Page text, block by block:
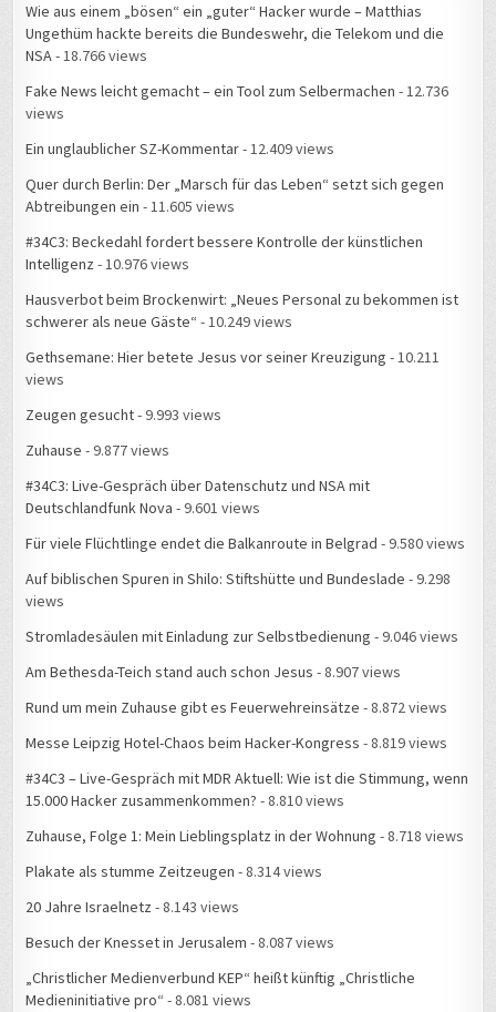
Wie aus einem „bösen“ ein „guter“ Hacker wurde – Matthias
Ungethüm hackte bereits die Bundeswehr, die Telekom und die
NSA- 18.766 views
Fake News leicht gemacht – ein Tool zum Selbermachen - 12.736
views
Ein unglaublicher SZ-Kommentar- 12.409 views
Quer durch Berlin: Der „Marsch für das Leben“ setzt sich gegen
Abtreibungen ein - 11.605 views
#34C3: Beckedahl fordert bessere Kontrolle der künstlichen
Intelligenz - 10.976 views
Hausverbot beim Brockenwirt: „Neues Personal zu bekommen ist
schwerer als neue Gäste“ - 10.249 views
Gethsemane: Hier betete Jesus vor seiner Kreuzigung - 10.211
views
Zeugen gesucht- 9.993 views
Zuhause - 9.877 views
#34C3: Live-Gespräch über Datenschutz und NSA mit
Deutschlandfunk Nova - 9.601 views
Für viele Flüchtlinge endet die Balkanroute in Belgrad - 9.580 views
Auf biblischen Spuren in Shilo: Stiftshütte und Bundeslade - 9.298
views
Stromladesäulen mit Einladung zur Selbstbedienung - 9.046 views
Am Bethesda-Teich stand auch schon Jesus - 8.907 views
Rund um mein Zuhause gibt es Feuerwehreinsätze - 8.872 views
Messe Leipzig Hotel-Chaos beim Hacker-Kongress - 8.819 views
#34C3 – Live-Gespräch mit MDR Aktuell: Wie ist die Stimmung, wenn
15.000 Hacker zusammenkommen? - 8.810 views
Zuhause, Folge 1: Mein Lieblingsplatz in der Wohnung - 8.718 views
Plakate als stumme Zeitzeugen - 8.314 views
20 Jahre Israelnetz - 8.143 views
Besuch der Knesset in Jerusalem - 8.087 views
„Christlicher Medienverbund KEP“ heißt künftig „Christliche
Medieninitiative pro“ - 8.081 views